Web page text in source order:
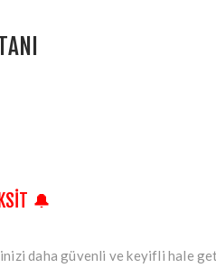
🔔
daha güvenli ve keyifli hale